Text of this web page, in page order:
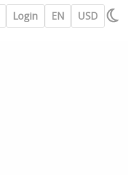
Login EN USD